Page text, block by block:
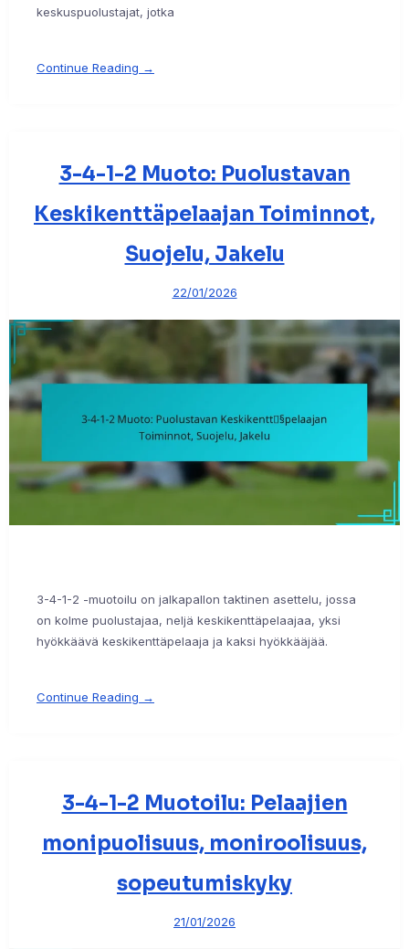
keskuspuolustajat, jotka
Continue Reading →
3-4-1-2 Muoto: Puolustavan
Keskikenttäpelaajan Toiminnot,
Suojelu, Jakelu
22/01/2026
3-4-1-2 -muotoilu on jalkapallon taktinen asettelu, jossa
on kolme puolustajaa, neljä keskikenttäpelaajaa, yksi
hyökkäävä keskikenttäpelaaja ja kaksi hyökkääjää.
Continue Reading →
3-4-1-2 Muotoilu: Pelaajien
monipuolisuus, moniroolisuus,
sopeutumiskyky
21/01/2026